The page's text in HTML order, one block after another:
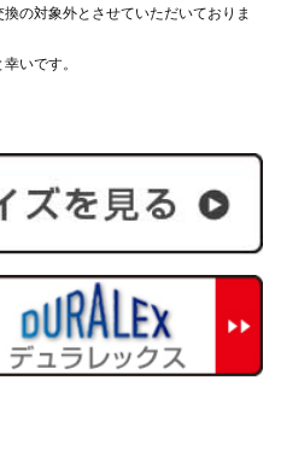
の対象外とさせていただいておりま
いです。